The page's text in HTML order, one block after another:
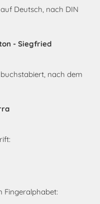
Deutsch, nach DIN
- Siegfried
nach dem
Fingeralphabet: